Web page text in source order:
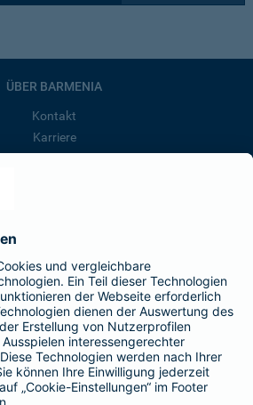
ÜBER BARMENIA
Kontakt
Karriere
Teil der BarmeniaGothaer
BELIEBTE SEITEN
Zusatzversicherung
Tierversicherungen